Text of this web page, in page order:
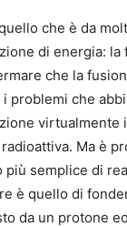
che è da
di energia: la
che la
problemi che
virtualmente
Ma è
più semplice di
è quello di
da un protone